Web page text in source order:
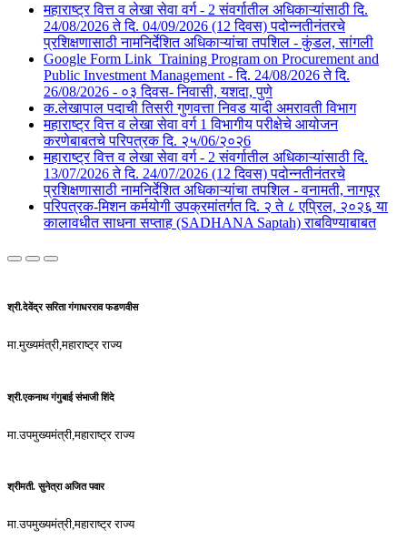
महाराष्ट्र वित्त व लेखा सेवा वर्ग - 2 संवर्गातील अधिकाऱ्यांसाठी दि.
24/08/2026 ते दि. 04/09/2026 (12 दिवस) पदोन्नतीनंतरचे
प्रशिक्षणासाठी नामनिर्देशित अधिकाऱ्यांचा तपशिल - कुंडल, सांगली​​
Google Form Link_Training Program on Procurement and
Public Investment Management - दि. 24/08/2026 ते दि.
26/08/2026 - ०३ दिवस- निवासी, यशदा, पुणे​
क.लेखापाल पदाची तिसरी गुणवत्ता निवड यादी अमरावती विभाग
महाराष्ट्र वित्त व लेखा सेवा वर्ग 1 विभागीय परीक्षेचे आयोजन
करणेबाबतचे परिपत्रक दि. २५/06/२०२6
महाराष्ट्र वित्त व लेखा सेवा वर्ग - 2 संवर्गातील अधिकाऱ्यांसाठी दि.
13/07/2026 ते दि. 24/07/2026 (12 दिवस) पदोन्नतीनंतरचे
प्रशिक्षणासाठी नामनिर्देशित अधिकाऱ्यांचा तपशिल - वनामती, नागपूर
परिपत्रक-मिशन कर्मयोगी उपक्रमांतर्गत दि. २ ते ८ एप्रिल, २०२६ या
कालावधीत साधना सप्ताह (SADHANA Saptah) राबविण्याबाबत
श्री.देवेंद्र सरिता गंगाधरराव फडणवीस
मा.मुख्यमंत्री,महाराष्ट्र राज्य
श्री.एकनाथ गंगुबाई संभाजी शिंदे
मा.उपमुख्यमंत्री,महाराष्ट्र राज्य
श्रीमती. सुनेत्रा अजित पवार
मा.उपमुख्यमंत्री,महाराष्ट्र राज्य